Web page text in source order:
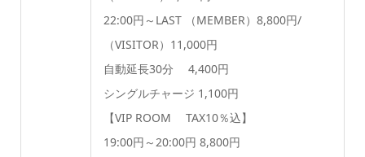
22:00円～LAST （MEMBER）8,800円/
（VISITOR）11,000円
自動延長30分 4,400円
シングルチャージ 1,100円
【VIP ROOM TAX10％込】
19:00円～20:00円 8,800円